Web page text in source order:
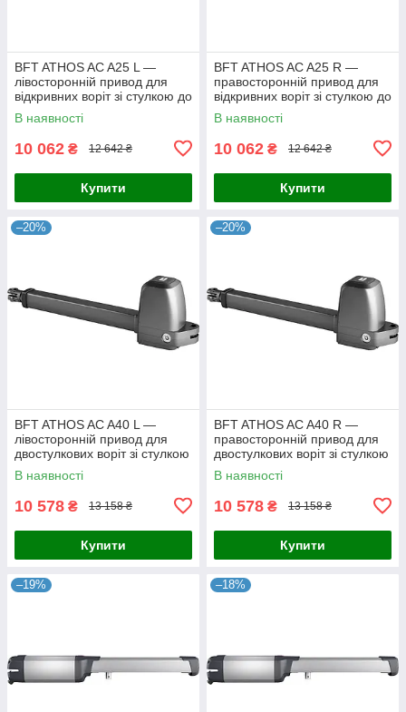
BFT ATHOS AC A25 L —
лівосторонній привод для
відкривних воріт зі стулкою до
2,5 м
В наявності
10 062 ₴ 12 642 ₴
Купити
BFT ATHOS AC A25 R —
правосторонній привод для
відкривних воріт зі стулкою до
2,5 м
В наявності
10 062 ₴ 12 642 ₴
Купити
–20%
BFT ATHOS AC A40 L —
лівосторонній привод для
двостулкових воріт зі стулкою
до 4 м
В наявності
10 578 ₴ 13 158 ₴
Купити
–20%
BFT ATHOS AC A40 R —
правосторонній привод для
двостулкових воріт зі стулкою
до 4 м
В наявності
10 578 ₴ 13 158 ₴
Купити
–19% –18%